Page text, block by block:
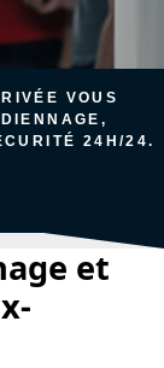
VOUS
24H/24.
et